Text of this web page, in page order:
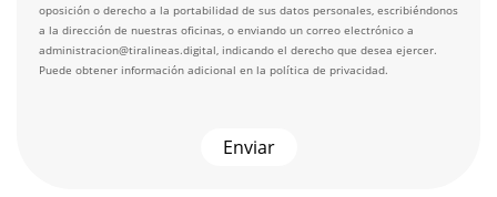
oposición o derecho a la portabilidad de sus datos personales, escribiéndonos
a la dirección de nuestras oficinas, o enviando un correo electrónico a
administracion@tiralineas.digital, indicando el derecho que desea ejercer.
Puede obtener información adicional en la política de privacidad.